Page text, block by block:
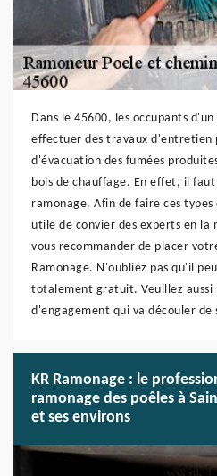
Dans le 45600, les occupants
effectuer des travaux d'entretien
d'évacuation des fumées
bois de chauffage. En effet, il
ramonage. Afin de faire ces
utile de convier des experts en la
vous recommander de placer
Ramonage. N'oubliez pas qu'il
totalement gratuit. Veuillez aussi
d'engagement qui va découler de
KR Ramonage : le
ramonage des poêles à
et ses environs